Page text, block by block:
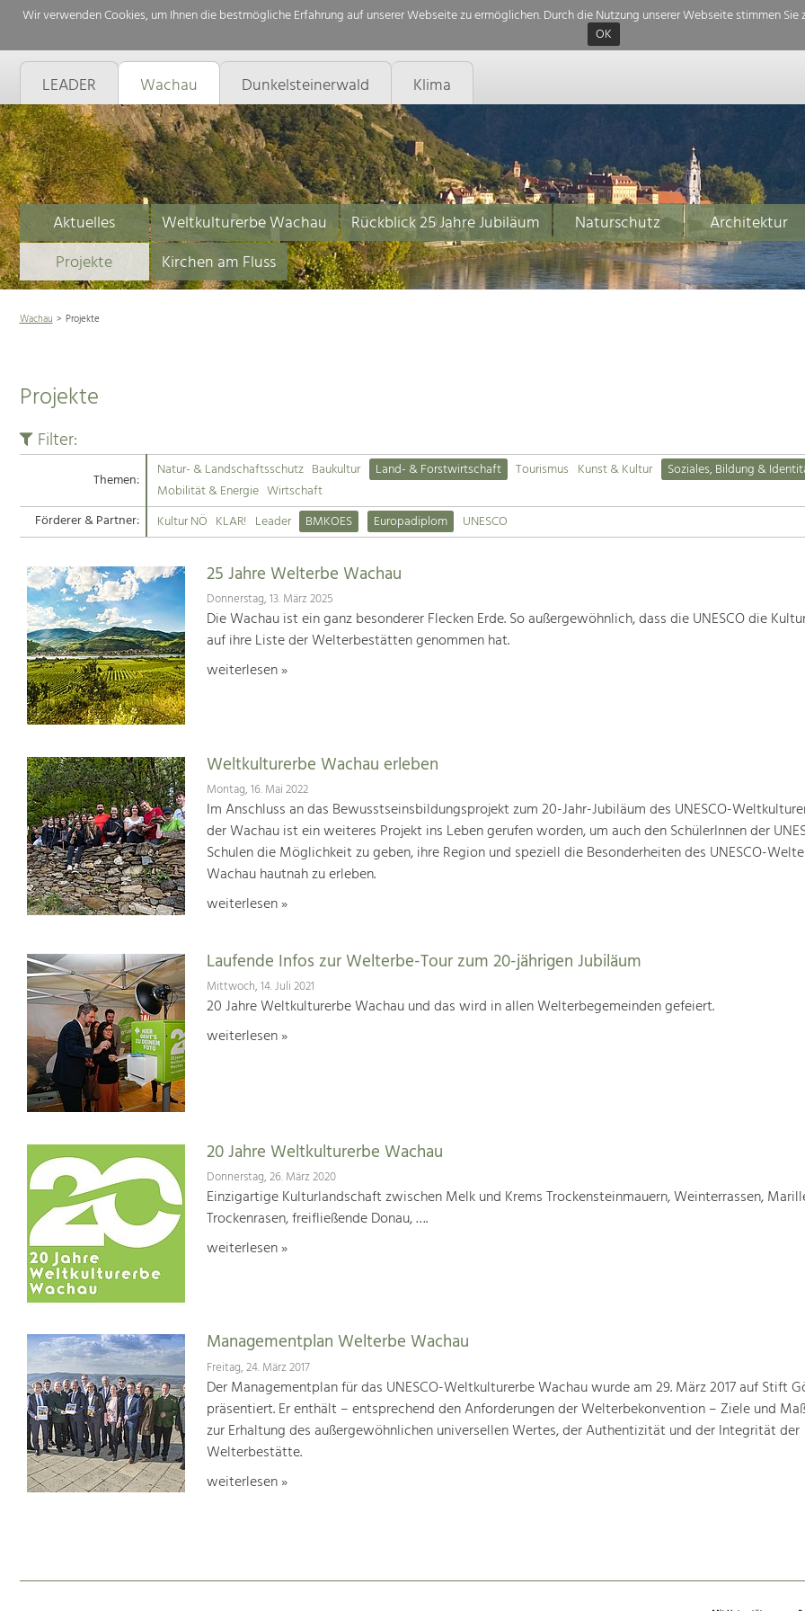
Wir verwenden Cookies, um Ihnen die bestmögliche Erfahrung auf unserer Webseite zu ermöglichen. Durch die Nutzung unserer Webseite stimmen
OK
LEADER Wachau Dunkelsteinerwald Klima
Aktuelles Weltkulturerbe Wachau Rückblick 25 Jahre Jubiläum Naturschutz Architektur
Projekte
Kirchen am Fluss
Wachau Projekte
Projekte
Filter:
Themen: Natur- & Landschaftsschutz Baukultur Land- & Forstwirtschaft Tourismus Kunst & Kultur
Soziales, Bildung &
Mobilität & Energie Wirtschaft
Förderer & Partner:
Kultur NÖ KLAR! Leader BMKOES Europadiplom UNESCO
25 Jahre Welterbe Wachau
Donnerstag, 13. März 2025
Die Wachau ist ein ganz besonderer Flecken Erde. So außergewöhnlich, dass die UNESCO die
auf ihre Liste der Welterbestätten genommen hat.
weiterlesen »
Weltkulturerbe Wachau erleben
Montag, 16. Mai 2022
Im Anschluss an das Bewusstseinsbildungsprojekt zum 20-Jahr-Jubiläum des UNESCO-
der Wachau ist ein weiteres Projekt ins Leben gerufen worden, um auch den SchülerInnen der
Schulen die Möglichkeit zu geben, ihre Region und speziell die Besonderheiten des UNESCO-
Wachau hautnah zu erleben.
weiterlesen »
Laufende Infos zur Welterbe-Tour zum 20-jährigen Jubiläum
Mittwoch, 14. Juli 2021
20 Jahre Weltkulturerbe Wachau und das wird in allen Welterbegemeinden gefeiert.
weiterlesen »
20 Jahre Weltkulturerbe Wachau
Donnerstag, 26. März 2020
Einzigartige Kulturlandschaft zwischen Melk und Krems Trockensteinmauern, Weinterrassen,
Trockenrasen, freifließende Donau, ….
weiterlesen »
Managementplan Welterbe Wachau
Freitag, 24. März 2017
Der Managementplan für das UNESCO-Weltkulturerbe Wachau wurde am 29. März 2017 auf Stift
präsentiert. Er enthält – entsprechend den Anforderungen der Welterbekonvention – Ziele und
zur Erhaltung des außergewöhnlichen universellen Wertes, der Authentizität und der Integrität der
Welterbestätte.
weiterlesen »